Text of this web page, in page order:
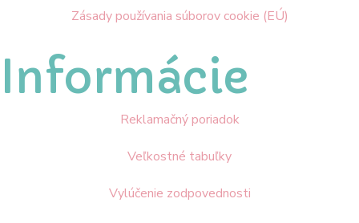
Zásady používania súborov cookie (EÚ)
Informácie
Reklamačný poriadok
Veľkostné tabuľky
Vylúčenie zodpovednosti